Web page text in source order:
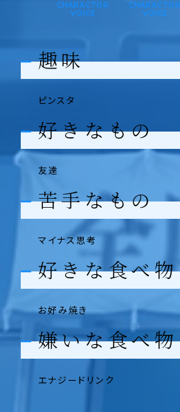
CHARACTOR
VOICE
CHARACTOR
VOICE
趣味
ピンスタ
好きなもの
友達
苦手なもの
マイナス思考
好きな食べ物
お好み焼き
嫌いな食べ物
エナジードリンク